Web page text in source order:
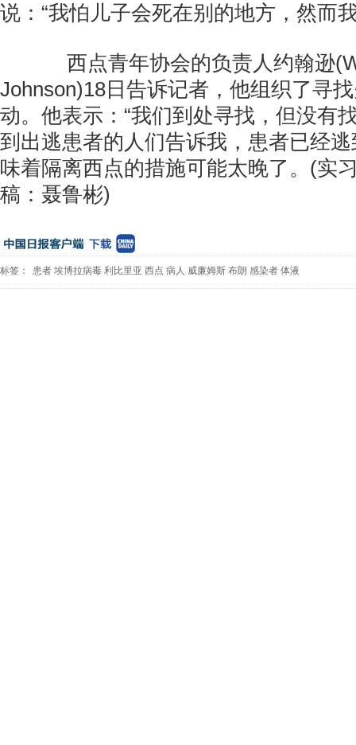
说：“我怕儿子会死在别的地方，然而
西点青年协会的负责人约翰逊
Johnson)18日告诉记者，他组织了寻
动。他表示：“我们到处寻找，但没有
到出逃患者的人们告诉我，患者已经
味着隔离西点的措施可能太晚了。(实
稿：聂鲁彬)
标签： 患者 埃博拉病毒 利比里亚 西点 病人 威廉姆斯 布朗 感染者 体液